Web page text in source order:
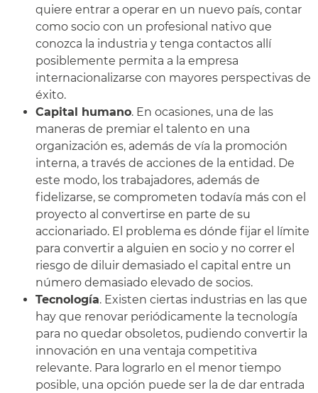
quiere entrar a operar en un nuevo país, contar
como socio con un profesional nativo que
conozca la industria y tenga contactos allí
posiblemente permita a la empresa
internacionalizarse con mayores perspectivas de
éxito.
Capital humano. En ocasiones, una de las
maneras de premiar el talento en una
organización es, además de vía la promoción
interna, a través de acciones de la entidad. De
este modo, los trabajadores, además de
fidelizarse, se comprometen todavía más con el
proyecto al convertirse en parte de su
accionariado. El problema es dónde fijar el límite
para convertir a alguien en socio y no correr el
riesgo de diluir demasiado el capital entre un
número demasiado elevado de socios.
Tecnología. Existen ciertas industrias en las que
hay que renovar periódicamente la tecnología
para no quedar obsoletos, pudiendo convertir la
innovación en una ventaja competitiva
relevante. Para lograrlo en el menor tiempo
posible, una opción puede ser la de dar entrada